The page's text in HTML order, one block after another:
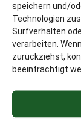
speichern und/
Technologien
Surfverhalten
verarbeiten.
zurückziehst,
beeinträchtigt
beschränkt.
Lob und Kritik:
aufzuziehen,
stilvollen
des
Vulkaninsel zu